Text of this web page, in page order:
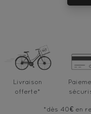
Livraison
offerte*
*dès 40€ en